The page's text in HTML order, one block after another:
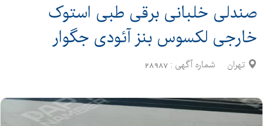
صندلی خلبانی برقی طبی استوک
خارجی لکسوس بنز آئودی جگوار
تهران شماره آگهی : 28987